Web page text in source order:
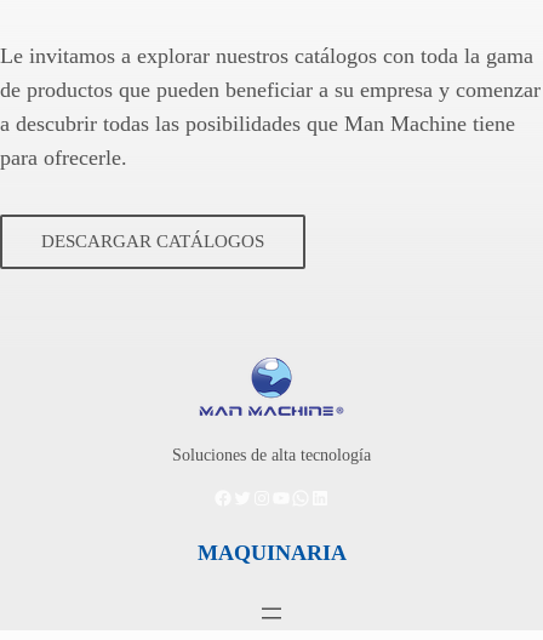
Le invitamos a explorar nuestros catálogos con toda la gama
de productos que pueden beneficiar a su empresa y comenzar
a descubrir todas las posibilidades que Man Machine tiene
para ofrecerle.
DESCARGAR CATÁLOGOS
Soluciones de alta tecnología
MAQUINARIA